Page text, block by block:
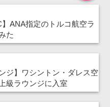
】ANA指定のトルコ航空ラ
た
ジ】ワシントン・ダレス空
級ラウンジに入室